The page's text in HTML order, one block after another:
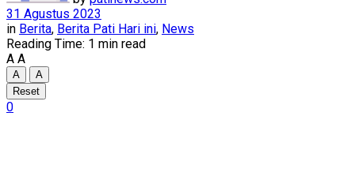
31 Agustus 2023
in Berita, Berita Pati Hari ini, News
Reading Time: 1 min read
A A
A
A
Reset
0